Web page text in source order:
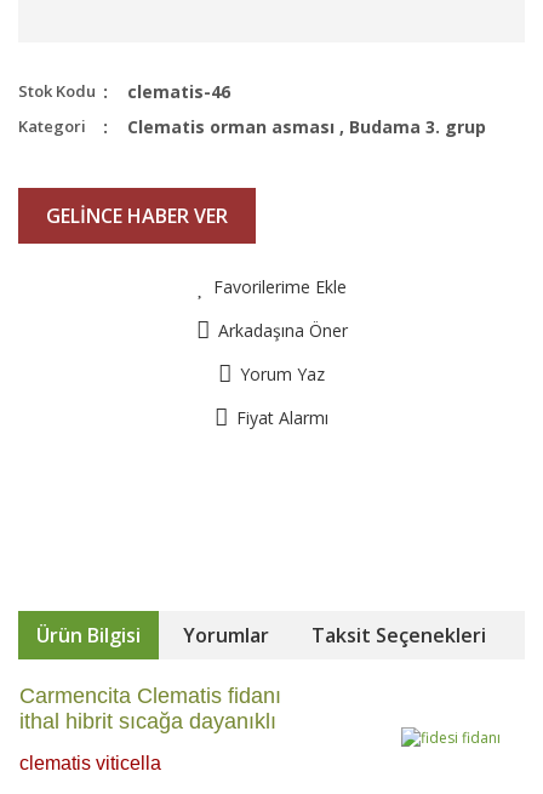
Stok Kodu clematis-46
Kategori Clematis orman asması , Budama 3. grup
GELİNCE HABER VER
Favorilerime Ekle
Arkadaşına Öner
Yorum Yaz
Fiyat Alarmı
Ürün Bilgisi Yorumlar Taksit Seçenekleri
Carmencita Clematis fidanı
ithal hibrit sıcağa dayanıklı
clematis viticella